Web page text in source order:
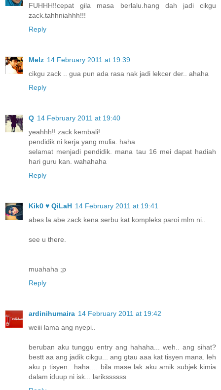
FUHHH!!cepat gila masa berlalu.hang dah jadi cikgu
zack.tahhniahhh!!!
Reply
Melz 14 February 2011 at 19:39
cikgu zack .. gua pun ada rasa nak jadi lekcer der.. ahaha
Reply
Q 14 February 2011 at 19:40
yeahhh!! zack kembali!
pendidik ni kerja yang mulia. haha
selamat menjadi pendidik. mana tau 16 mei dapat hadiah
hari guru kan. wahahaha
Reply
Kik0 ♥ QiLaH 14 February 2011 at 19:41
abes la abe zack kena serbu kat kompleks paroi mlm ni..
see u there.
muahaha ;p
Reply
ardinihumaira 14 February 2011 at 19:42
weiii lama ang nyepi..
beruban aku tunggu entry ang hahaha... weh.. ang sihat?
bestt aa ang jadik cikgu... ang gtau aaa kat tisyen mana. leh
aku p tisyen.. haha.... bila mase lak aku amik subjek kimia
dalam iduup ni isk... larikssssss